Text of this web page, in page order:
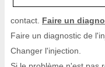
contact. Faire un
Faire un diagnostic de
Changer l'injection.